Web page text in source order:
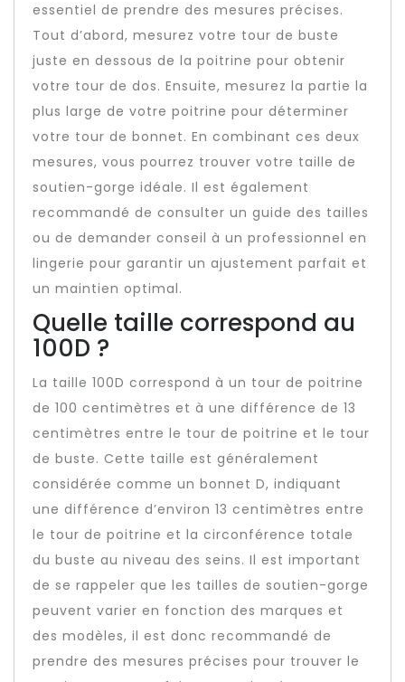
essentiel de prendre des mesures précises.
Tout d’abord, mesurez votre tour de buste
juste en dessous de la poitrine pour obtenir
votre tour de dos. Ensuite, mesurez la partie la
plus large de votre poitrine pour déterminer
votre tour de bonnet. En combinant ces deux
mesures, vous pourrez trouver votre taille de
soutien-gorge idéale. Il est également
recommandé de consulter un guide des tailles
ou de demander conseil à un professionnel en
lingerie pour garantir un ajustement parfait et
un maintien optimal.
Quelle taille correspond au
100D ?
La taille 100D correspond à un tour de poitrine
de 100 centimètres et à une différence de 13
centimètres entre le tour de poitrine et le tour
de buste. Cette taille est généralement
considérée comme un bonnet D, indiquant
une différence d’environ 13 centimètres entre
le tour de poitrine et la circonférence totale
du buste au niveau des seins. Il est important
de se rappeler que les tailles de soutien-gorge
peuvent varier en fonction des marques et
des modèles, il est donc recommandé de
prendre des mesures précises pour trouver le